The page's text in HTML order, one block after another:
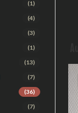
(1)
(4)
(3)
(1)
(13)
(7)
(36)
(7)